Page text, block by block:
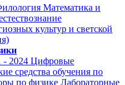
Математика и
культур и светской
- 2024 Цифровые
средства обучения по
по физике Лабораторные